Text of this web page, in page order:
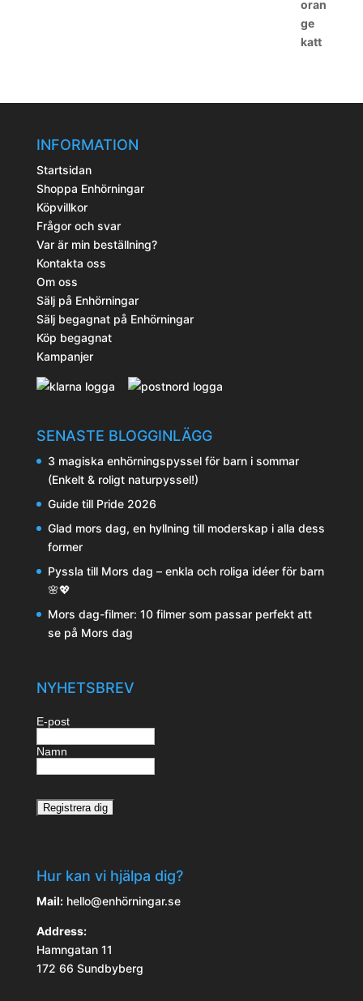
INFORMATION
Startsidan
Shoppa Enhörningar
Köpvillkor
Frågor och svar
Var är min beställning?
Kontakta oss
Om oss
Sälj på Enhörningar
Sälj begagnat på Enhörningar
Köp begagnat
Kampanjer
SENASTE BLOGGINLÄGG
3 magiska enhörningspyssel för barn i sommar
(Enkelt & roligt naturpyssel!)
Guide till Pride 2026
Glad mors dag, en hyllning till moderskap i alla dess
former
Pyssla till Mors dag – enkla och roliga idéer för barn
🌸💖
Mors dag-filmer: 10 filmer som passar perfekt att
se på Mors dag
NYHETSBREV
E-post
Namn
Hur kan vi hjälpa dig?
Mail:hello@enhörningar.se
Address:
Hamngatan 11
172 66 Sundbyberg